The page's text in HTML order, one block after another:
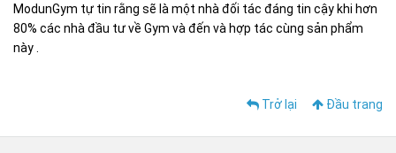
ModunGym tự tin rằng sẽ là một nhà đối tác đáng tin cậy khi hơn
80% các nhà đầu tư về Gym và đến và hợp tác cùng sản phẩm
này .
Trở lại Đầu trang